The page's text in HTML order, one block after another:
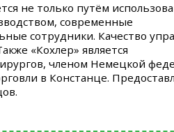
не только путём
современные
сотрудники. Качество
«Кохлер» является
членом Немецкой
в Констанце.